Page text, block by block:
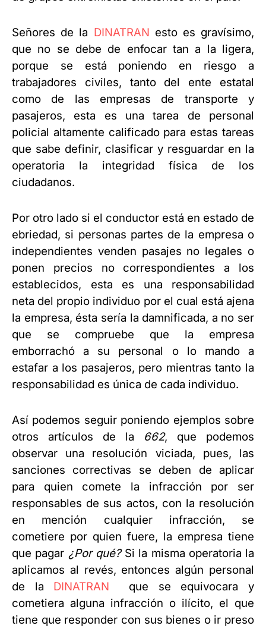
Señores de la DINATRAN esto es gravísimo,
que no se debe de enfocar tan a la ligera,
porque se está poniendo en riesgo a
trabajadores civiles, tanto del ente estatal
como de las empresas de transporte y
pasajeros, esta es una tarea de personal
policial altamente calificado para estas tareas
que sabe definir, clasificar y resguardar en la
operatoria la integridad física de los
ciudadanos.
Por otro lado si el conductor está en estado de
ebriedad, si personas partes de la empresa o
independientes venden pasajes no legales o
ponen precios no correspondientes a los
establecidos, esta es una responsabilidad
neta del propio individuo por el cual está ajena
la empresa, ésta sería la damnificada, a no ser
que se compruebe que la empresa
emborrachó a su personal o lo mando a
estafar a los pasajeros, pero mientras tanto la
responsabilidad es única de cada individuo.
Así podemos seguir poniendo ejemplos sobre
otros artículos de la 662, que podemos
observar una resolución viciada, pues, las
sanciones correctivas se deben de aplicar
para quien comete la infracción por ser
responsables de sus actos, con la resolución
en mención cualquier infracción, se
cometiere por quien fuere, la empresa tiene
que pagar ¿Por qué?Si la misma operatoria la
aplicamos al revés, entonces algún personal
de la DINATRAN que se equivocara y
cometiera alguna infracción o ilícito, el que
tiene que responder con sus bienes o ir preso